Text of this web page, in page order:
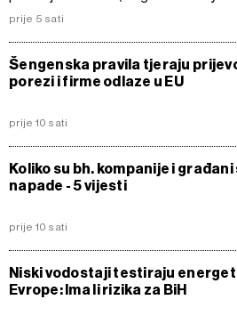
prije 5 sati
Šengenska pravila tjeraju
porezi i firme odlaze u EU
prije 10 sati
Koliko su bh. kompanije i
napade - 5 vijesti
prije 10 sati
Niski vodostaji testiraju
Evrope: Ima li rizika za BiH